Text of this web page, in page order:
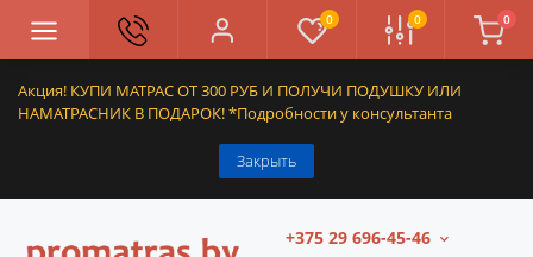
Акция! КУПИ МАТРАС ОТ 300 РУБ И ПОЛУЧИ ПОДУШКУ ИЛИ
НАМАТРАСНИК В ПОДАРОК! *Подробности у консультанта
Закрыть
0 0 0
+375 29 696-45-46